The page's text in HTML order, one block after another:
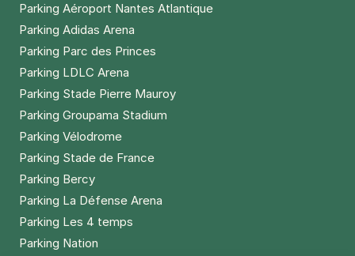
Parking Aéroport Nantes Atlantique
Parking Adidas Arena
Parking Parc des Princes
Parking LDLC Arena
Parking Stade Pierre Mauroy
Parking Groupama Stadium
Parking Vélodrome
Parking Stade de France
Parking Bercy
Parking La Défense Arena
Parking Les 4 temps
Parking Nation